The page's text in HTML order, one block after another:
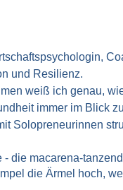
und Resilienz.
weiß ich genau,
immer im Blick
Solopreneurinnen
- die macarena-
die Ärmel hoch,